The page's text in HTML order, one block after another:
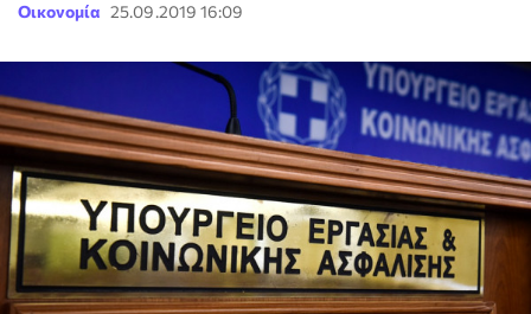
Οικονομία 25.09.2019 16:09